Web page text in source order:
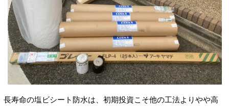
長寿命の塩ビシート防水は、初期投資こそ他の工法よりやや高